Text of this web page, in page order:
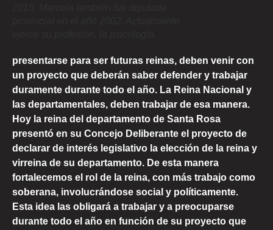
presentarse para ser futuras reinas, deben venir con
un proyecto que deberán saber defender y trabajar
duramente durante todo el año. La Reina Nacional y
las departamentales, deben trabajar de esa manera.
Hoy la reina del departamento de Santa Rosa
presentó en su Concejo Deliberante el proyecto de
declarar de interés legislativo la elección de la reina y
virreina de su departamento. De esta manera
fortalecemos el rol de la reina, con más trabajo como
soberana, involucrándose social y políticamente.
Esta idea las obligará a trabajar y a preocuparse
durante todo el año en función de su proyecto que